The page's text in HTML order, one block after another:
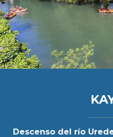
Descenso del río